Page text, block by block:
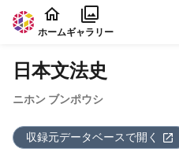
本文に飛ぶ
ホームギャラリー
日本文法史
ニホン ブンポウシ
収録元データベースで開く